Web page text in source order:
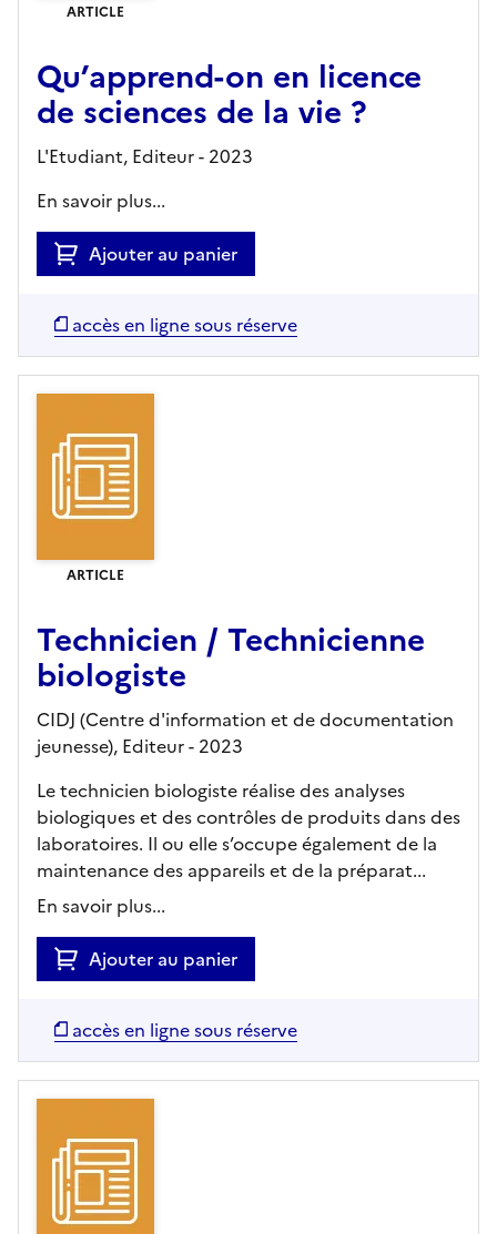
ARTICLE
Qu’apprend-on en licence
de sciences de la vie ?
L'Etudiant, Editeur- 2023
En savoir plus...
Ajouter au panier
accès en ligne sous réserve
ARTICLE
Technicien / Technicienne
biologiste
CIDJ (Centre d'information et de documentation
jeunesse), Editeur- 2023
Le technicien biologiste réalise des analyses
biologiques et des contrôles de produits dans des
laboratoires. Il ou elle s’occupe également de la
maintenance des appareils et de la préparat...
En savoir plus...
Ajouter au panier
accès en ligne sous réserve